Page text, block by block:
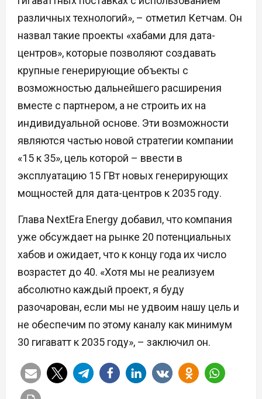
различных технологий», – отметил Кетчам. Он
назвал такие проекты «хабами для дата-
центров», которые позволяют создавать
крупные генерирующие объекты с
возможностью дальнейшего расширения
вместе с партнером, а не строить их на
индивидуальной основе. Эти возможности
являются частью новой стратегии компании
«15 к 35», цель которой – ввести в
эксплуатацию 15 ГВт новых генерирующих
мощностей для дата-центров к 2035 году.
Глава NextEra Energy добавил, что компания
уже обсуждает на рынке 20 потенциальных
хабов и ожидает, что к концу года их число
возрастет до 40. «Хотя мы не реализуем
абсолютно каждый проект, я буду
разочарован, если мы не удвоим нашу цель и
не обеспечим по этому каналу как минимум
30 гигаватт к 2035 году», – заключил он.